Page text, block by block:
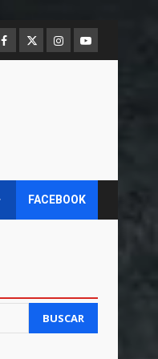
Facebook
TwitterInstagram
Youtube
FACEBOOK
BUSCAR